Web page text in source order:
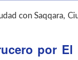
con Saqqara,
por El